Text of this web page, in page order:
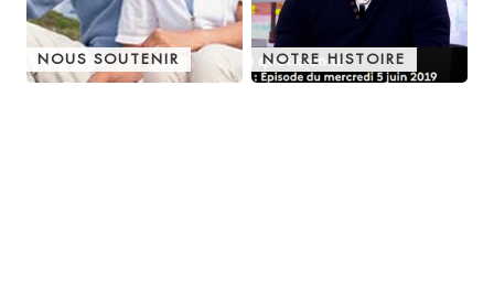
NOUS SOUTENIR NOTRE HISTOIRE